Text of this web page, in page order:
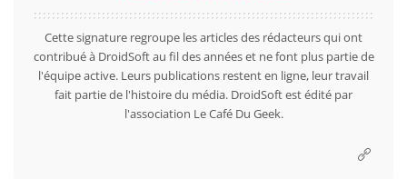
Cette signature regroupe les articles des rédacteurs qui ont
contribué à DroidSoft au fil des années et ne font plus partie de
l'équipe active. Leurs publications restent en ligne, leur travail
fait partie de l'histoire du média. DroidSoft est édité par
l'association Le Café Du Geek.